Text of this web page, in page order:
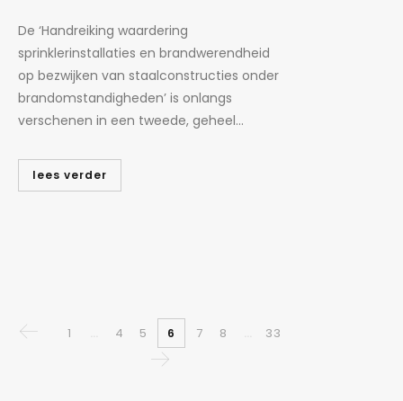
De ‘Handreiking waardering
sprinklerinstallaties en brandwerendheid
op bezwijken van staalconstructies onder
brandomstandigheden’ is onlangs
verschenen in een tweede, geheel...
lees verder
1 4 5 6 7 8 33